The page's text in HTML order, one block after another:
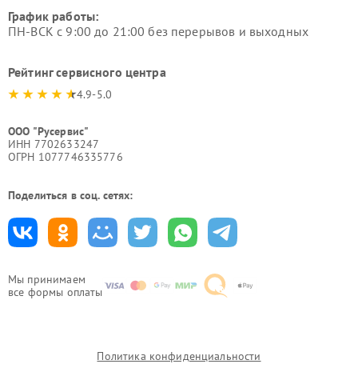
Мы принимаем
все формы оплаты
График работы:
ПН-ВСК с 9:00 до 21:00 без перерывов и выходных
Рейтинг сервисного центра
4.9-5.0
ООО "Русервис"
ИНН 7702633247
ОГРН 1077746335776
Поделиться в соц. сетях:
Политика конфиденциальности